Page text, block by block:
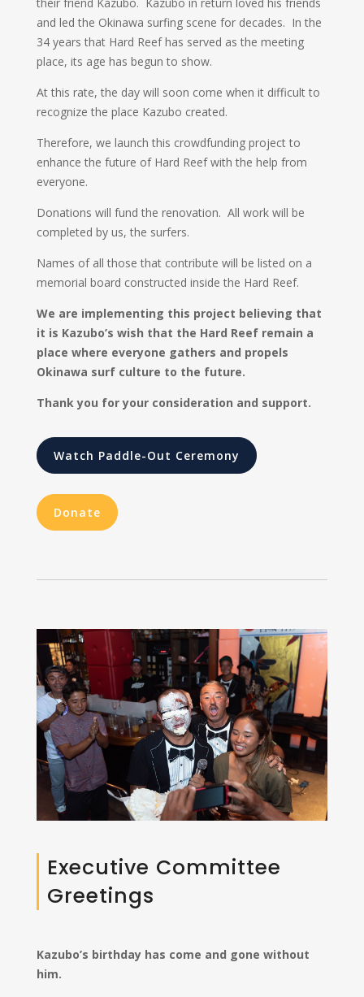
and led the Okinawa surfing scene for decades. In the
34 years that Hard Reef has served as the meeting
place, its age has begun to show.
At this rate, the day will soon come when it difficult to
recognize the place Kazubo created.
Therefore, we launch this crowdfunding project to
enhance the future of Hard Reef with the help from
everyone.
Donations will fund the renovation. All work will be
completed by us, the surfers.
Names of all those that contribute will be listed on a
memorial board constructed inside the Hard Reef.
We are implementing this project believing that
it is Kazubo’s wish that the Hard Reef remain a
place where everyone gathers and propels
Okinawa surf culture to the future.
Thank you for your consideration and support.
Watch Paddle-Out Ceremony
Donate
Executive Committee
Greetings
Kazubo’s birthday has come and gone without
him.